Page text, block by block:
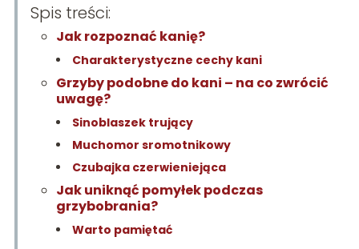
Spis treści:
Jak rozpoznać kanię?
Charakterystyczne cechy kani
Grzyby podobne do kani – na co zwrócić
uwagę?
Sinoblaszek trujący
Muchomor sromotnikowy
Czubajka czerwieniejąca
Jak uniknąć pomyłek podczas
grzybobrania?
Warto pamiętać